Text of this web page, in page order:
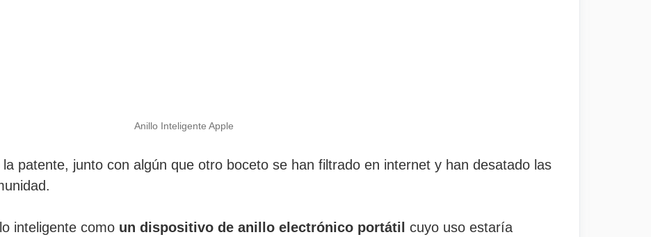
Anillo Inteligente Apple
patente, junto con algún que otro boceto se han filtrado en internet y han desatado las
inteligente como un dispositivo de anillo electrónico portátil cuyo uso estaría